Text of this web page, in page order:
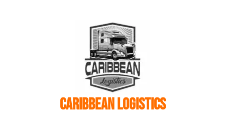
Caribbean Logistics